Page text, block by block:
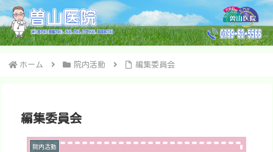
ホーム 院内活動 編集委員会
編集委員会
院内活動